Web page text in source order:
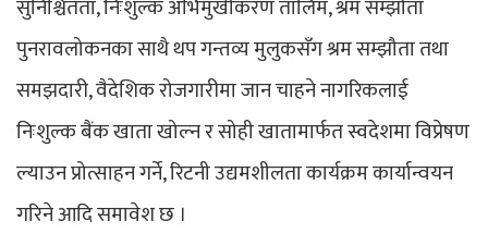
सुनिश्चितता, निःशुल्क अभिमुखीकरण तालिम, श्रम सम्झौता
पुनरावलोकनका साथै थप गन्तव्य मुलुकसँग श्रम सम्झौता तथा
समझदारी, वैदेशिक रोजगारीमा जान चाहने नागरिकलाई
निःशुल्क बैंक खाता खोल्न र सोही खातामार्फत स्वदेशमा विप्रेषण
ल्याउन प्रोत्साहन गर्ने, रिटनी उद्यमशीलता कार्यक्रम कार्यान्वयन
गरिने आदि समावेश छ ।